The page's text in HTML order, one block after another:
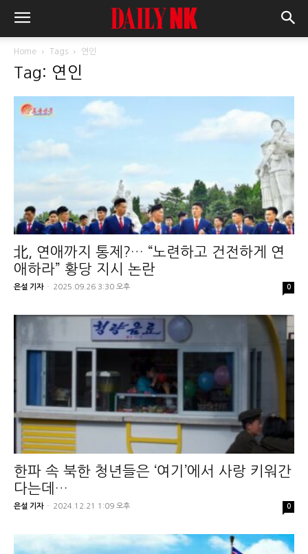
Home Tags 연인
Tag: 연인
北, 연애까지 통제?… “노련하고 건전하게 연
애하라” 황당 지시 논란
은설 기자 - 2025.09.26 3:30 오후 0
한파 속 북한 청년들은 ‘여기’에서 사랑 키워간
다는데…
은설 기자 - 2024.12.21 1:09 오후 0